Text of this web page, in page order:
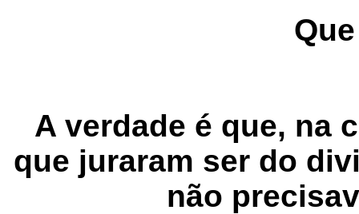
A verdade é que, na
que juraram ser do
não